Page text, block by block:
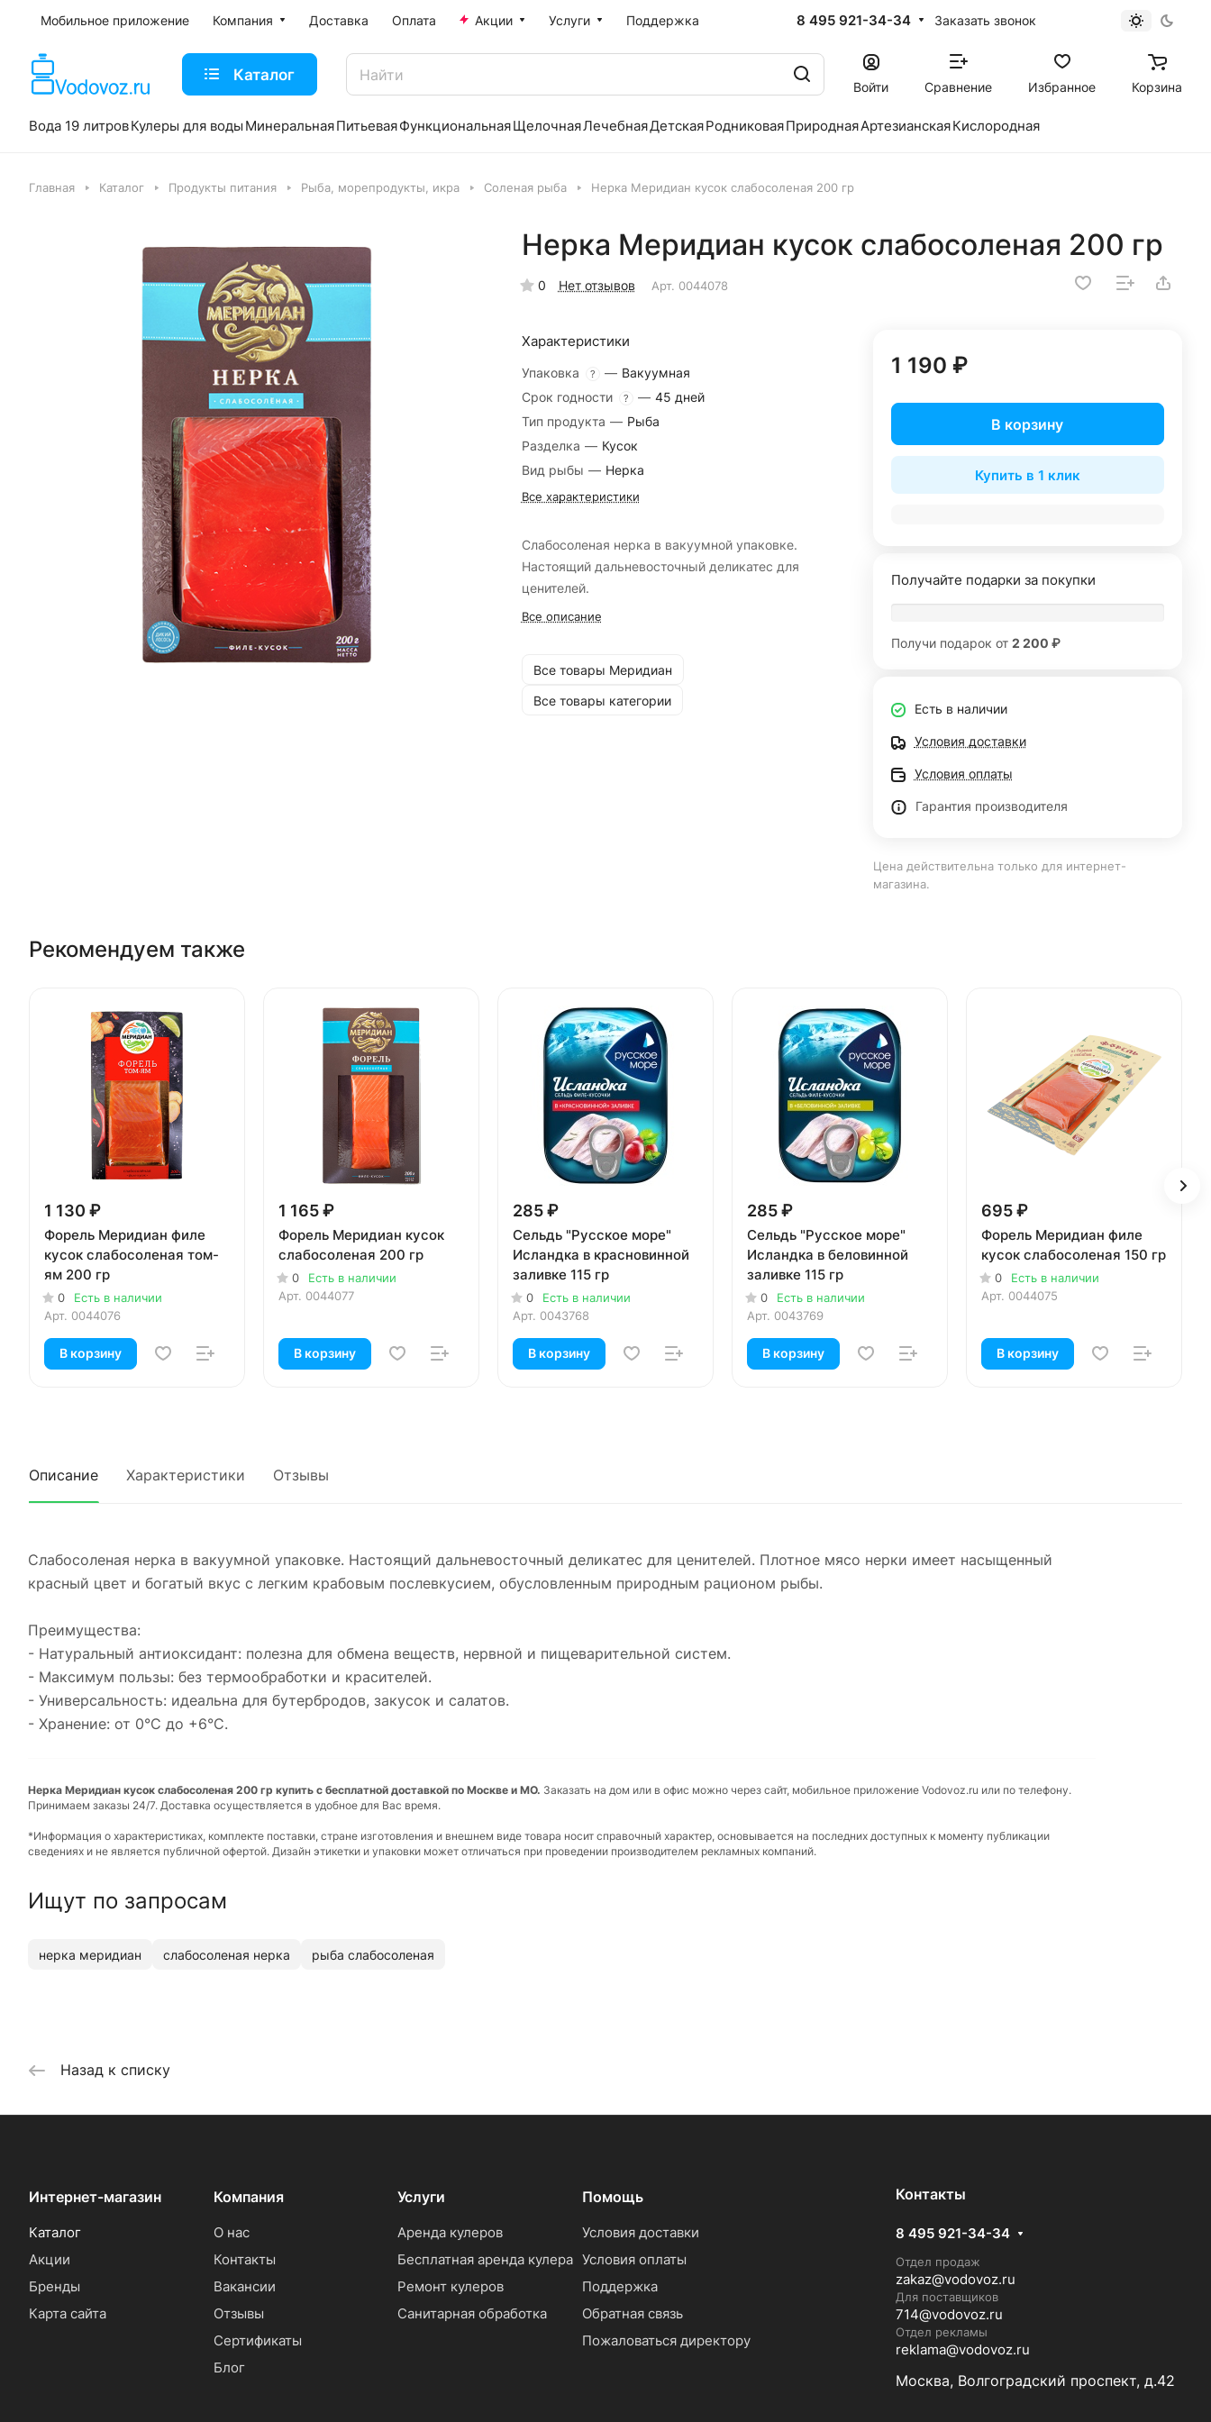
Мобильное приложение Компания Доставка Оплата Акции Услуги Поддержка 8 495 921-34-34 Заказать звонок
Каталог
Войти Сравнение Избранное Корзина
Вода 19 литровКулеры для воды МинеральнаяПитьеваяФункциональнаяЩелочнаяЛечебнаяДетскаяРодниковаяПрироднаяАртезианскаяКислородная
Главная Каталог Продукты питания Рыба, морепродукты, икра Соленая рыба Нерка Меридиан кусок слабосоленая 200 гр
Нерка Меридиан кусок слабосоленая 200 гр
0 Нет отзывов Арт. 0044078
Характеристики
Упаковка ? — Вакуумная
Срок годности
? — 45 дней
Тип продукта — Рыба
Разделка — Кусок
Вид рыбы — Нерка
Все характеристики
Слабосоленая нерка в вакуумной упаковке.
Настоящий дальневосточный деликатес для
ценителей.
Все описание
Все товары Меридиан
Все товары категории
1 190 ₽
В корзину
Купить в 1 клик
Получайте подарки за покупки
Получи подарок от 2 200 ₽
Есть в наличии
Условия доставки
Условия оплаты
Гарантия производителя
Цена действительна только для интернет-
магазина.
Рекомендуем также
1 130 ₽
Форель Меридиан филе
кусок слабосоленая том-
ям 200 гр
0
Есть в наличии
Арт. 0044076
В корзину
1 165 ₽
Форель Меридиан кусок
слабосоленая 200 гр
0
Есть в наличии
Арт. 0044077
В корзину
285 ₽
Сельдь "Русское море"
Исландка в красновинной
заливке 115 гр
0
Есть в наличии
Арт. 0043768
В корзину
285 ₽
Сельдь "Русское море"
Исландка в беловинной
заливке 115 гр
0
Есть в наличии
Арт. 0043769
В корзину
695 ₽
Форель Меридиан филе
кусок слабосоленая 150 гр
0
Есть в наличии
Арт. 0044075
В корзину
Описание Характеристики Отзывы
Слабосоленая нерка в вакуумной упаковке. Настоящий дальневосточный деликатес для ценителей. Плотное мясо нерки имеет насыщенный
красный цвет и богатый вкус с легким крабовым послевкусием, обусловленным природным рационом рыбы.
Преимущества:
- Натуральный антиоксидант: полезна для обмена веществ, нервной и пищеварительной систем.
- Максимум пользы: без термообработки и красителей.
- Универсальность: идеальна для бутербродов, закусок и салатов.
- Хранение: от 0°C до +6°C.
Нерка Меридиан кусок слабосоленая 200 гр купить с бесплатной доставкой по Москве и МО. Заказать на дом или в офис можно через сайт, мобильное приложение Vodovoz.ru или по телефону.
Принимаем заказы 24/7. Доставка осуществляется в удобное для Вас время.
*Информация о характеристиках, комплекте поставки, стране изготовления и внешнем виде товара носит справочный характер, основывается на последних доступных к моменту публикации
сведениях и не является публичной офертой. Дизайн этикетки и упаковки может отличаться при проведении производителем рекламных компаний.
Ищут по запросам
нерка меридиан слабосоленая нерка рыба слабосоленая
Назад к списку
Интернет-магазин
Каталог
Акции
Бренды
Карта сайта
Компания
О нас
Контакты
Вакансии
Отзывы
Сертификаты
Блог
Услуги
Аренда кулеров
Бесплатная аренда кулера
Ремонт кулеров
Санитарная обработка
Помощь
Условия доставки
Условия оплаты
Поддержка
Обратная связь
Пожаловаться директору
Контакты
8 495 921-34-34
Отдел продаж
zakaz@vodovoz.ru
Для поставщиков
714@vodovoz.ru
Отдел рекламы
reklama@vodovoz.ru
Москва, Волгоградский проспект, д.42